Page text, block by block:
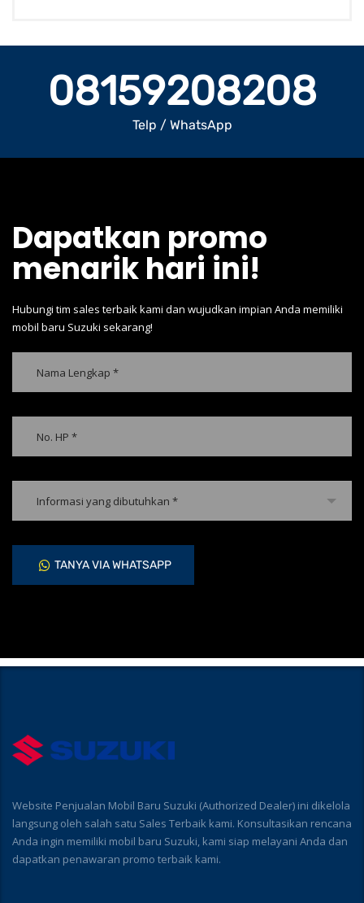
08159208208
Telp / WhatsApp
Dapatkan promo
menarik hari ini!
Hubungi tim sales terbaik kami dan wujudkan impian Anda memiliki
mobil baru Suzuki sekarang!
Informasi yang dibutuhkan *
TANYA VIA WHATSAPP
Website Penjualan Mobil Baru Suzuki (Authorized Dealer) ini dikelola
langsung oleh salah satu Sales Terbaik kami. Konsultasikan rencana
Anda ingin memiliki mobil baru Suzuki, kami siap melayani Anda dan
dapatkan penawaran promo terbaik kami.